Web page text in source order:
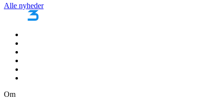
Alle nyheder
Om